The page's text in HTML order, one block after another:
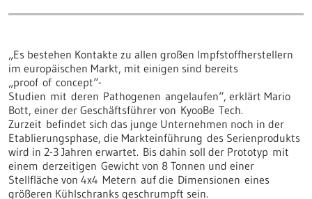
„Es bestehen Kontakte zu allen großen Impfstoffherstellern
im europäischen Markt, mit einigen sind bereits
„proof of concept“-
Studien mit deren Pathogenen angelaufen“, erklärt Mario
Bott, einer der Geschäftsführer von KyooBe Tech.
Zurzeit befindet sich das junge Unternehmen noch in der
Etablierungsphase, die Markteinführung des Serienprodukts
wird in 2-3 Jahren erwartet. Bis dahin soll der Prototyp mit
einem derzeitigen Gewicht von 8 Tonnen und einer
Stellfläche von 4x4 Metern auf die Dimensionen eines
größeren Kühlschranks geschrumpft sein.